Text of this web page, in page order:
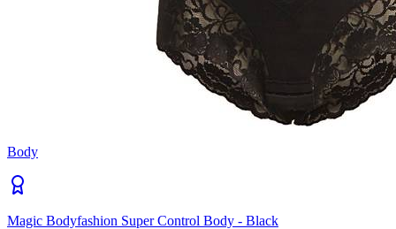
Body
Magic Bodyfashion Super Control Body - Black